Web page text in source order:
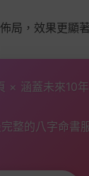
局，效果更顯著
× 涵蓋未來10
整的八字命書